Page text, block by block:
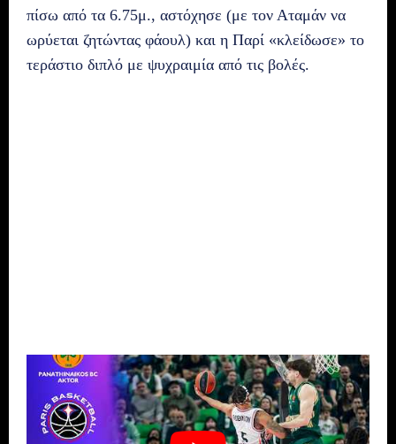
πίσω από τα 6.75μ., αστόχησε (με τον Αταμάν να
ωρύεται ζητώντας φάουλ) και η Παρί «κλείδωσε» το
τεράστιο διπλό με ψυχραιμία από τις βολές.